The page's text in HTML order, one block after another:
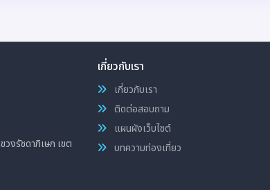
วงรัชดาภิเษก เขต
เกี่ยวกับเรา
เกี่ยวกับเรา
ติดต่อสอบถาม
แผนผังเว็บไซต์
บทความท่องเที่ยว